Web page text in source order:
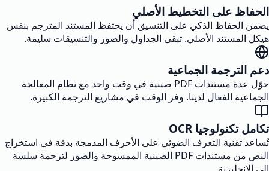
الحفاظ على التخطيط الأصلي
يضمن الحفاظ الذكي على التنسيق أن يحتفظ المستند المترجم بنفس
هيكل المستند الأصلي. تبقى الجداول والصور والتنسيقات سليمة.
دعم الترجمة الجماعية
حوّل عدة مستندات PDF صينية في وقت واحد مع نظام المعالجة
الجماعية الفعال لدينا. وفر الوقت في مشاريع الترجمة الكبيرة.
تكامل تكنولوجيا OCR
تُساعد تقنية التعرف الضوئي على الأحرف المدمجة بدقة في استخراج
النص من مستندات PDF الصينية الممسوحة والصور لترجمة سلسة